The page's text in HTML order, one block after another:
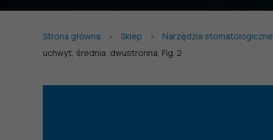
Strona główna Sklep Narzędzia stomatologiczne
uchwyt, średnia, dwustronna, Fig. 2